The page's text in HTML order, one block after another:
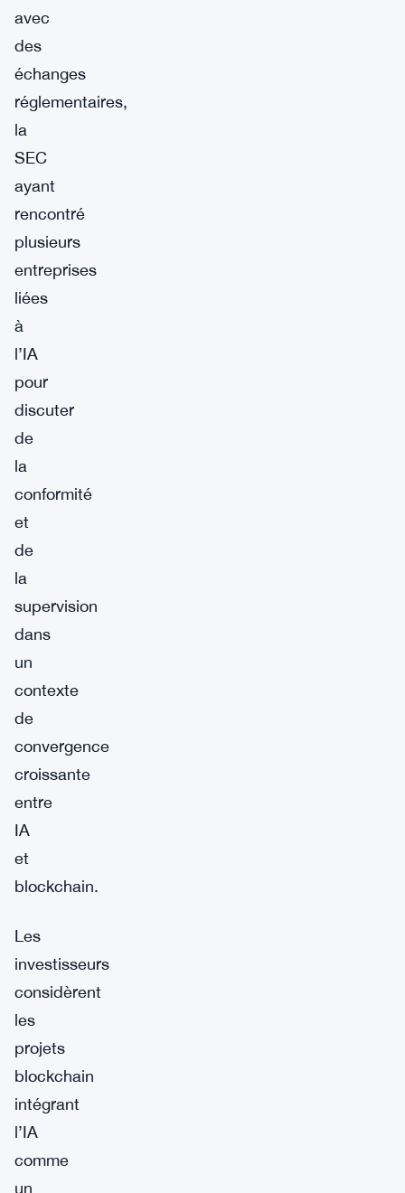
avec
des
échanges
réglementaires,
la
SEC
ayant
rencontré
plusieurs
entreprises
liées
à
l’IA
pour
discuter
de
la
conformité
et
de
la
supervision
dans
un
contexte
de
convergence
croissante
entre
IA
et
blockchain.
Les
investisseurs
considèrent
les
projets
blockchain
intégrant
l’IA
comme
un